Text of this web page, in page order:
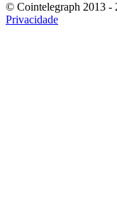
© Cointelegraph 2013 -
Privacidade